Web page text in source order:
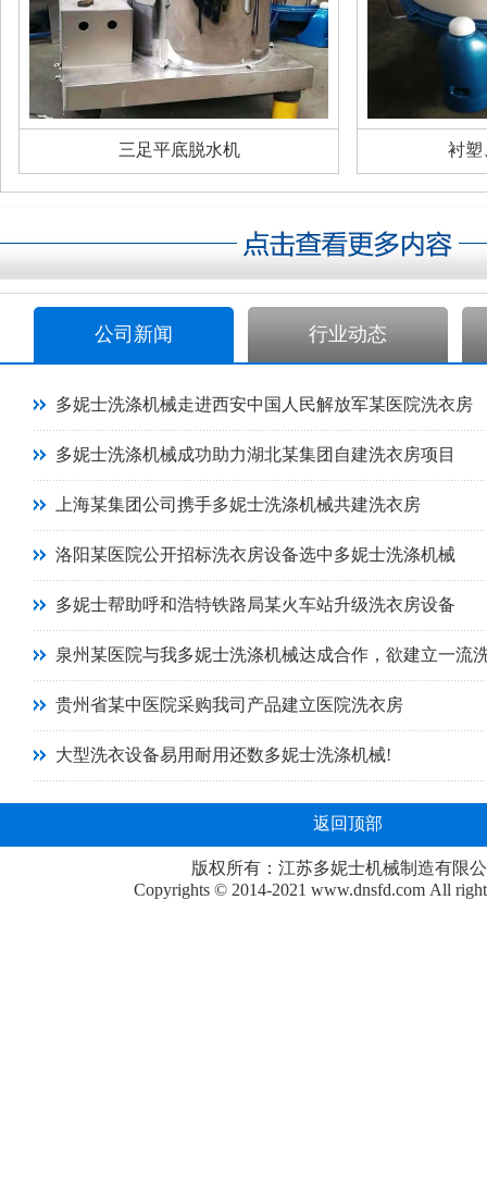
三足平底脱水机 衬塑
公司新闻 行业动态
多妮士洗涤机械走进西安中国人民解放军某医院洗衣房
多妮士洗涤机械成功助力湖北某集团自建洗衣房项目
上海某集团公司携手多妮士洗涤机械共建洗衣房
洛阳某医院公开招标洗衣房设备选中多妮士洗涤机械
多妮士帮助呼和浩特铁路局某火车站升级洗衣房设备
泉州某医院与我多妮士洗涤机械达成合作，欲建立一流
贵州省某中医院采购我司产品建立医院洗衣房
大型洗衣设备易用耐用还数多妮士洗涤机械!
返回顶部
版权所有：江苏多妮士机械制造有限
Copyrights © 2014-2021 www.dnsfd.com All